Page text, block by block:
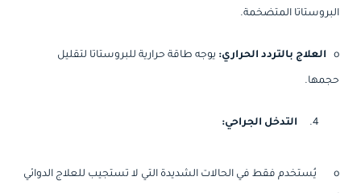
البروستاتا المتضخمة.
o العلاج بالتردد الحراري: يوجه طاقة حرارية للبروستاتا لتقليل
حجمها.
التدخل الجراحي:
o يُستخدم فقط في الحالات الشديدة التي لا تستجيب للعلاج الدوائي